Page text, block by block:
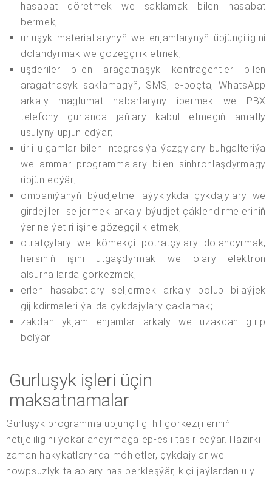
hasabat döretmek we saklamak bilen hasabat
bermek;
urluşyk materiallarynyň we enjamlarynyň üpjünçiligini
dolandyrmak we gözegçilik etmek;
üşderiler bilen aragatnaşyk kontragentler bilen
aragatnaşyk saklamagyň, SMS, e-poçta, WhatsApp
arkaly maglumat habarlaryny ibermek we PBX
telefony gurlanda jaňlary kabul etmegiň amatly
usulyny üpjün edýär;
ürli ulgamlar bilen integrasiýa ýazgylary buhgalteriýa
we ammar programmalary bilen sinhronlaşdyrmagy
üpjün edýär;
ompaniýanyň býudjetine laýyklykda çykdajylary we
girdejileri seljermek arkaly býudjet çäklendirmeleriniň
ýerine ýetirilişine gözegçilik etmek;
otratçylary we kömekçi potratçylary dolandyrmak,
hersiniň işini utgaşdyrmak we olary elektron
alsurnallarda görkezmek;
erlen hasabatlary seljermek arkaly bolup biläýjek
gijikdirmeleri ýa-da çykdajylary çaklamak;
zakdan ykjam enjamlar arkaly we uzakdan girip
bolýar.
Gurluşyk işleri üçin
maksatnamalar
Gurluşyk programma üpjünçiligi hil görkezijileriniň
netijeliligini ýokarlandyrmaga ep-esli täsir edýär. Häzirki
zaman hakykatlarynda möhletler, çykdajylar we
howpsuzlyk talaplary has berkleşýär, kiçi jaýlardan uly